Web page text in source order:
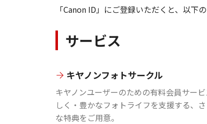
「Canon ID」にご登録いただくと、以下
サービス
キヤノンフォトサークル
キヤノンユーザーのための有料会員サー
しく・豊かなフォトライフを支援する、
な特典をご用意。